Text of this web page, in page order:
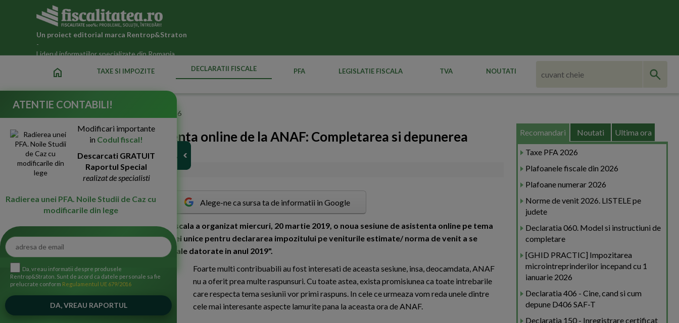
Un proiect editorial marca Rentrop&Straton
-
Liderul informatiilor specializate din Romania
home TAXE SI IMPOZITE DECLARATII FISCALE PFA LEGISLATIE FISCALA TVA NOUTATI
Declaratii fiscale ANAF actualizate 2026
NOUA sesiune de asistenta online de la ANAF: Completarea si depunerea
Declaratiei Unice in 2019
20-Mar-2019 16929
Alege-ne ca sursa ta de informatii in Google
Agentia Nationala de Administrare Fiscala a organizat miercuri, 20 martie 2019, o noua sesiune de asistenta online pe tema
"Completarea si depunerea declaratiei unice pentru declararea impozitului pe veniturile estimate/ norma de venit a se
realiza in Romania si contributiile sociale datorate in anul 2019".
Foarte multi contribuabili au fost interesati de aceasta sesiune, insa, deocamdata, ANAF
nu a oferit prea multe raspunsuri. Cu toate astea, exista promisiunea ca toate intrebarile
care respecta tema sesiunii vor primi raspuns. In cele ce urmeaza vom reda unele dintre
cele mai interesante aspecte lamurite pana la aceasta ora de ANAF.
Recomandari Noutati Ultima ora
Taxe PFA 2026
Plafoanele fiscale din 2026
Plafoane numerar 2026
Norme de venit 2026. LISTELE pe
judete
Declaratia 060. Model si instructiuni de
completare
[GHID PRACTIC] Impozitarea
microintreprinderilor incepand cu 1
ianuarie 2026
Declaratia 406 - Cine, cand si cum
depune D406 SAF-T
Declaratia 150 - Inregistrare certificat
ATENTIE CONTABILI!
Modificari importante
in Codul fiscal!
Descarcati GRATUIT
Raportul Special
realizat de specialisti
Radierea unei PFA. Noile Studii de Caz cu
modificarile din lege
Da, vreau informatii despre produsele
Rentrop&Straton. Sunt de acord ca datele personale sa fie
prelucrate conform Regulamentul UE 679/2016